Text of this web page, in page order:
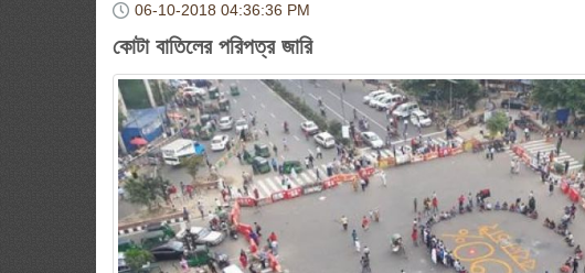
06-10-2018 04:36:36 PM
কোটা বাতিলের পরিপত্র জারি